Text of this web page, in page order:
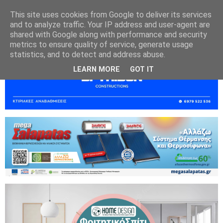
This site uses cookies from Google to deliver its services
and to analyze traffic. Your IP address and user-agent are
shared with Google along with performance and security
metrics to ensure quality of service, generate usage
statistics, and to detect and address abuse.
LEARN MORE GOT IT